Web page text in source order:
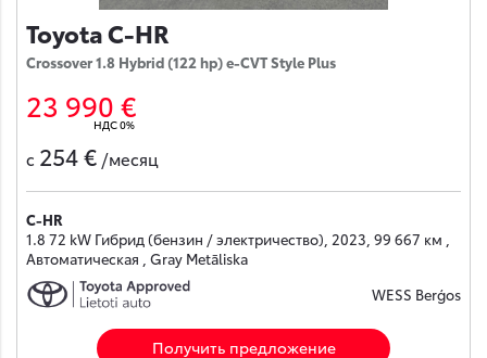
Toyota C-HR
Crossover 1.8 Hybrid (122 hp) e-CVT Style Plus
23 990 €
НДС 0%
с 254 € /месяц
C-HR
1.8 72 kW Гибрид (бензин / электричество), 2023, 99 667 км ,
Автоматическая , Gray Metāliska
WESS Berģos
Получить предложение